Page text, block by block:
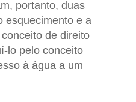
portanto, duas
esquecimento e a
de direito
lo pelo conceito
à água a um